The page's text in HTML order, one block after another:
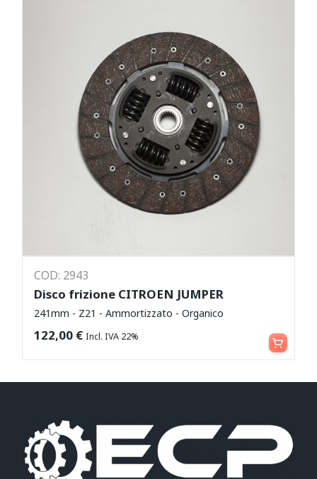
COD: 2943
Disco frizione CITROEN JUMPER
241mm - Z21 - Ammortizzato - Organico
122,00 € Incl. IVA 22% Aggiungi al carrello